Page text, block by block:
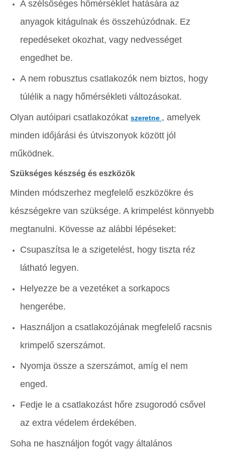
A szélsőséges hőmérséklet hatására az
anyagok kitágulnak és összehúzódnak. Ez
repedéseket okozhat, vagy nedvességet
engedhet be.
A nem robusztus csatlakozók nem biztos, hogy
túlélik a nagy hőmérsékleti változásokat.
Olyan autóipari csatlakozókat szeretne , amelyek
minden időjárási és útviszonyok között jól
működnek.
Szükséges készség és eszközök
Minden módszerhez megfelelő eszközökre és
készségekre van szüksége. A krimpelést könnyebb
megtanulni. Kövesse az alábbi lépéseket:
Csupaszítsa le a szigetelést, hogy tiszta réz
látható legyen.
Helyezze be a vezetéket a sorkapocs
hengerébe.
Használjon a csatlakozójának megfelelő racsnis
krimpelő szerszámot.
Nyomja össze a szerszámot, amíg el nem
enged.
Fedje le a csatlakozást hőre zsugorodó csővel
az extra védelem érdekében.
Soha ne használjon fogót vagy általános